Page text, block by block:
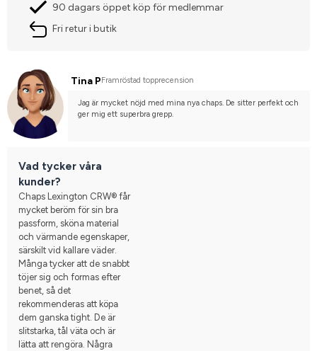
90 dagars öppet köp för medlemmar
Fri retur i butik
Tina P Framröstad topprecension
Jag är mycket nöjd med mina nya chaps. De sitter perfekt och
ger mig ett superbra grepp.
Vad tycker våra
kunder?
Chaps Lexington CRW® får
mycket beröm för sin bra
passform, sköna material
och värmande egenskaper,
särskilt vid kallare väder.
Många tycker att de snabbt
töjer sig och formas efter
benet, så det
rekommenderas att köpa
dem ganska tight. De är
slitstarka, tål väta och är
lätta att rengöra. Några